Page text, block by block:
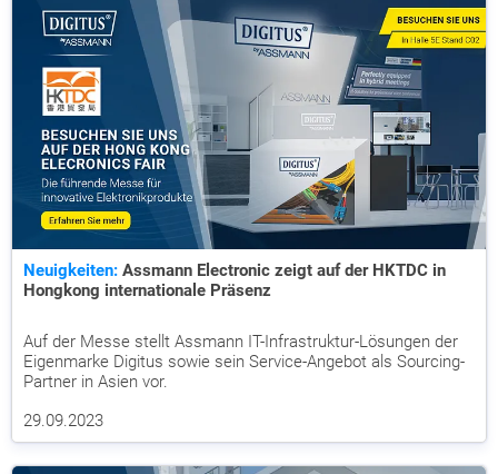
Neuigkeiten: Assmann Electronic zeigt auf der HKTDC in
Hongkong internationale Präsenz
Auf der Messe stellt Assmann IT-Infrastruktur-Lösungen der
Eigenmarke Digitus sowie sein Service-Angebot als Sourcing-
Partner in Asien vor.
29.09.2023